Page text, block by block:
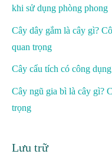
khi sử dụng phòng phong
Cây dây gắm là cây gì?
quan trọng
Cây cẩu tích có công
Cây ngũ gia bì là cây gì?
trọng
Lưu trữ